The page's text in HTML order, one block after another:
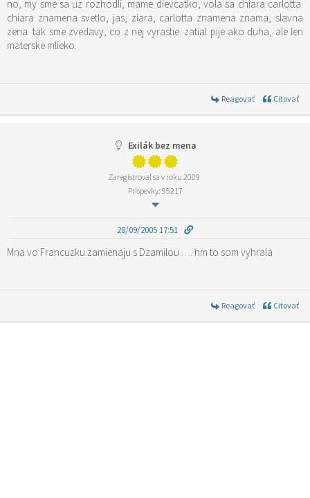
no, my sme sa uz rozhodli, mame dievcatko, vola sa chiara carlotta.
chiara znamena svetlo, jas, ziara, carlotta znamena znama, slavna
zena. tak sme zvedavy, co z nej vyrastie. zatial pije ako duha, ale len
materske mlieko.
Reagovať Citovať
Exilák bez mena
Zaregistroval sa v roku 2009
Príspevky: 95217
28/09/2005 17:51
Mna vo Francuzku zamienaju s Dzamilou …. hm to som vyhrala
Reagovať Citovať